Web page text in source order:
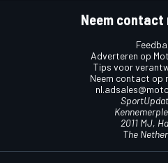
Neem contact
Adverteren op
Tips voor
Neem contact op
2011 MJ,
The